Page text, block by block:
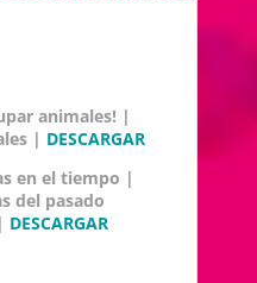
animales! |
| DESCARGAR
en el tiempo |
del pasado
DESCARGAR